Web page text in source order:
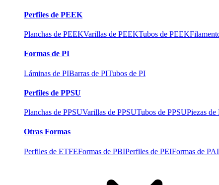
Perfiles de PEEK
Planchas de PEEKVarillas de PEEKTubos de PEEK
Formas de PI
Láminas de PIBarras de PITubos de PI
Perfiles de PPSU
Planchas de PPSUVarillas de PPSUTubos de PPSUPiezas de
Otras Formas
Perfiles de ETFEFormas de PBIPerfiles de PEIFormas de PAI